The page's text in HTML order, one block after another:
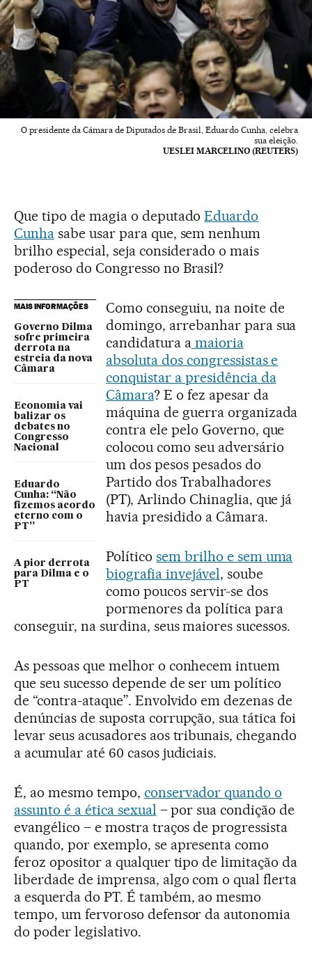
O presidente da Cámara de Diputados de Brasil, Eduardo Cunha, celebra
sua eleição.
UESLEI MARCELINO (REUTERS)
Que tipo de magia o deputadoEduardo
Cunhasabe usar para que, sem nenhum
brilho especial, seja considerado o mais
poderoso do Congresso no Brasil?
MAIS INFORMAÇÕES
Governo Dilma
sofre primeira
derrota na
estreia da nova
Câmara
Economia vai
balizar os
debates no
Congresso
Nacional
Eduardo
Cunha: “Não
fizemos acordo
eterno com o
PT”
A pior derrota
para Dilma e o
PT
Como conseguiu, na noite de
domingo, arrebanhar para sua
candidatura amaioria
absoluta dos congressistas e
conquistar a presidência da
Câmara? E o fez apesar da
máquina de guerra organizada
contra ele pelo Governo, que
colocou como seu adversário
um dos pesos pesados do
Partido dos Trabalhadores
(PT), Arlindo Chinaglia, que já
havia presidido a Câmara.
Político sem brilho e sem uma
biografia invejável, soube
como poucos servir-se dos
pormenores da política para
conseguir, na surdina, seus maiores sucessos.
As pessoas que melhor o conhecem intuem
que seu sucesso depende de ser um político
de “contra-ataque”. Envolvido em dezenas de
denúncias de suposta corrupção, sua tática foi
levar seus acusadores aos tribunais, chegando
a acumular até 60 casos judiciais.
É, ao mesmo tempo, conservador quando o
assunto é a ética sexual – por sua condição de
evangélico – e mostra traços de progressista
quando, por exemplo, se apresenta como
feroz opositor a qualquer tipo de limitação da
liberdade de imprensa, algo com o qual flerta
a esquerda do PT. É também, ao mesmo
tempo, um fervoroso defensor da autonomia
do poder legislativo.